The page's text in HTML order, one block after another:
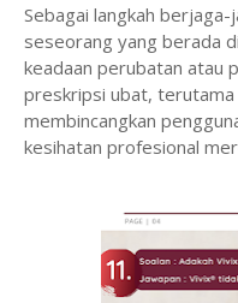
Sebagai langkah
seseorang yang berada
keadaan perubatan atau
preskripsi ubat, terutama
membincangkan
kesihatan profesional